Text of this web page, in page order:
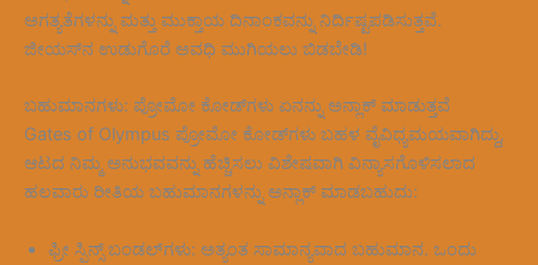
ಅಗತ್ಯತೆಗಳನ್ನು ಮತ್ತು ಮುಕ್ತಾಯ ದಿನಾಂಕವನ್ನು ನಿರ್ದಿಷ್ಟಪಡಿಸುತ್ತವೆ.
ಜೀಯಸ್‌ನ ಉಡುಗೊರೆ ಅವಧಿ ಮುಗಿಯಲು ಬಿಡಬೇಡಿ!
ಬಹುಮಾನಗಳು: ಪ್ರೋಮೋ ಕೋಡ್‌ಗಳು ಏನನ್ನು ಅನ್ಲಾಕ್ ಮಾಡುತ್ತವೆ
Gates of Olympus ಪ್ರೋಮೋ ಕೋಡ್‌ಗಳು ಬಹಳ ವೈವಿಧ್ಯಮಯವಾಗಿದ್ದು,
ಆಟದ ನಿಮ್ಮ ಅನುಭವವನ್ನು ಹೆಚ್ಚಿಸಲು ವಿಶೇಷವಾಗಿ ವಿನ್ಯಾಸಗೊಳಿಸಲಾದ
ಹಲವಾರು ರೀತಿಯ ಬಹುಮಾನಗಳನ್ನು ಅನ್ಲಾಕ್ ಮಾಡಬಹುದು:
ಫ್ರೀ ಸ್ಪಿನ್ಸ್ ಬಂಡಲ್‌ಗಳು: ಅತ್ಯಂತ ಸಾಮಾನ್ಯವಾದ ಬಹುಮಾನ. ಒಂದು